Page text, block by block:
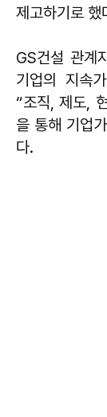
제고하기로 했
GS건설 관계
기업의 지속
“조직, 제도,
을 통해 기업
다.